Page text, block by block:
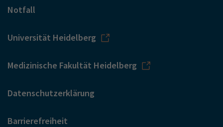
Notfall
Universität Heidelberg
Medizinische Fakultät Heidelberg
Datenschutzerklärung
Barrierefreiheit